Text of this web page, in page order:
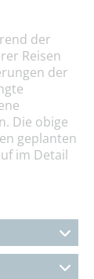
der
Reisen
der
Die obige
geplanten
im Detail